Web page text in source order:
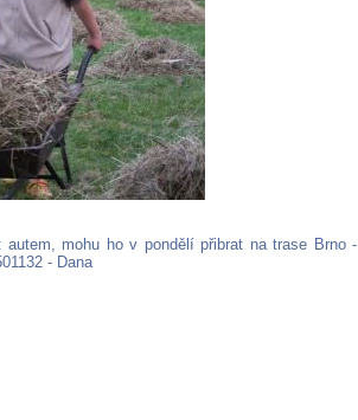
mohu ho v pondělí přibrat na trase Brno -
- Dana